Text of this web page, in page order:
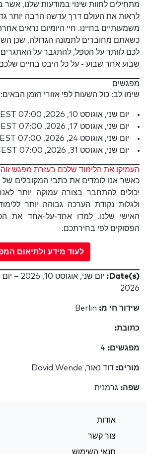
מתחילים לחוות שינוי במודעות שלנו, אשר
לראות את העולם דרך עדשה הרבה יותר
משמעותיים בחיינו. חיי היומיום נראים
כשאתם מחוברים לתמונה הגדולה, שכן
לכם לוותר על הטפל, להתגבר על
שבוע אחר שבוע - על כל היבט בחיים
מפגשים
שימו לב: כול השעות לפי אזורי הזמן הבאים: Europe/Berlin.
יום שני, אוגוסט 10, 2026, 07:00 PM CEST
יום שני, אוגוסט 17, 2026, 07:00 PM CEST
יום שני, אוגוסט 24, 2026, 07:00 PM CEST
יום שני, אוגוסט 31, 2026, 07:00 PM CEST
העמיקו את הלימוד שלכם בעזרת מפגש
כאשר אנו לומדים את כתבי המקובלים של
יכולים להתחבר בצורה עמוקה יותר
ולגלות נקודת הערכה גבוהה יותר
האישי שלנו. למדו אחד-על-אחד את
הפסוקים לפי בחירתכם.
לעוד מידע ולתיאום
Date(s):
2026
שידור חי מ:
כתובת:
מפגשים:
מורים: דוד נאור, David Wende
שפה: גרמנית
אודות
צור קשר
תנאי השימוש